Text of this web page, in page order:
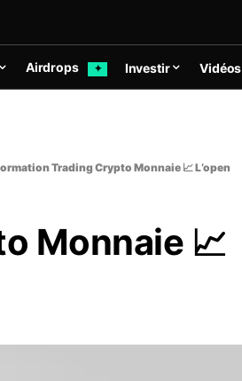
Airdrops ✦ Investir Vidéos
Trading Crypto Monnaie 📈 L’open
Monnaie 📈